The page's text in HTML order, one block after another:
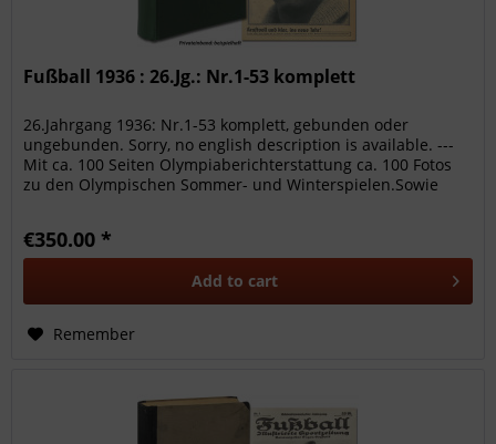
Fußball 1936 : 26.Jg.: Nr.1-53 komplett
26.Jahrgang 1936: Nr.1-53 komplett, gebunden oder
ungebunden. Sorry, no english description is available. ---
Mit ca. 100 Seiten Olympiaberichterstattung ca. 100 Fotos
zu den Olympischen Sommer- und Winterspielen.Sowie
€350.00 *
Add to cart
Remember